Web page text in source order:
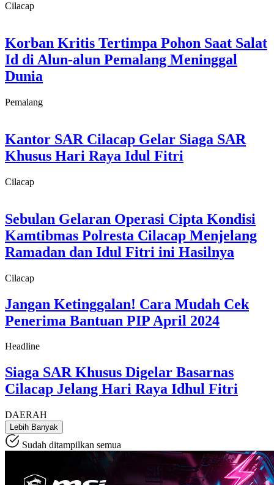
Cilacap
Korban Kritis Tertimpa Pohon Saat Salat
Id di Alun-alun Pemalang Meninggal
Dunia
Pemalang
Kantor SAR Cilacap Gelar Siaga SAR
Khusus Hari Raya Idul Fitri
Cilacap
Sebulan Gelaran Operasi Cipta Kondisi
Kamtibmas Polresta Cilacap Menjelang
Ramadan dan Idul Fitri ini Hasilnya
Cilacap
Jangan Ketinggalan! Cara Mudah Cek
Penerima Bantuan PIP April 2024
Headline
Siaga SAR Khusus Digelar Basarnas
Cilacap Jelang Hari Raya Idhul Fitri
DAERAH
Lebih Banyak
Sudah ditampilkan semua